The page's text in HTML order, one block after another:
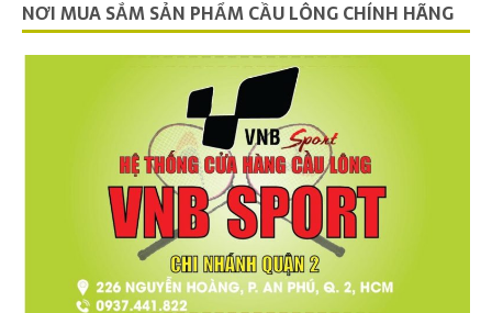
NƠI MUA SẮM SẢN PHẨM CẦU LÔNG CHÍNH HÃNG